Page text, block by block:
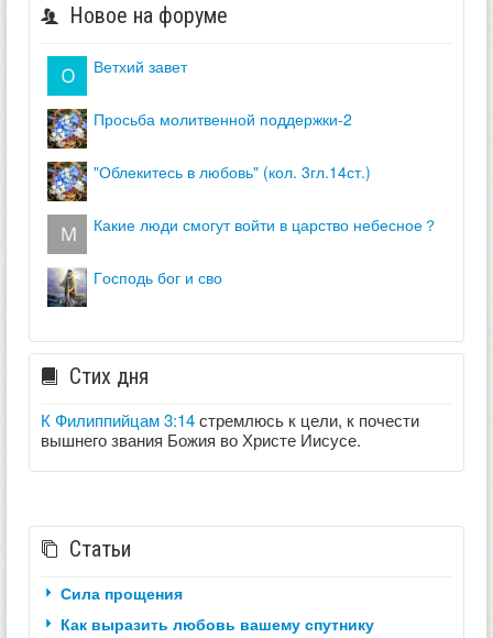
Новое на форуме
ветхий завет
просьба молитвенной поддержки-2
"облекитесь в любовь" (кол. 3гл.14ст.)
какие люди смогут войти в царство небесное？
господь бог и сво
Стих дня
К Филиппийцам 3:14стремлюсь к цели, к почести
вышнего звания Божия во Христе Иисусе.
Статьи
Сила прощения
Как выразить любовь вашему спутнику